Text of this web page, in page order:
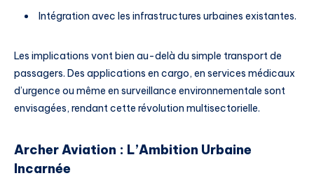
Intégration avec les infrastructures urbaines existantes.
Les implications vont bien au-delà du simple transport de
passagers. Des applications en cargo, en services médicaux
d’urgence ou même en surveillance environnementale sont
envisagées, rendant cette révolution multisectorielle.
Archer Aviation : L’Ambition Urbaine
Incarnée